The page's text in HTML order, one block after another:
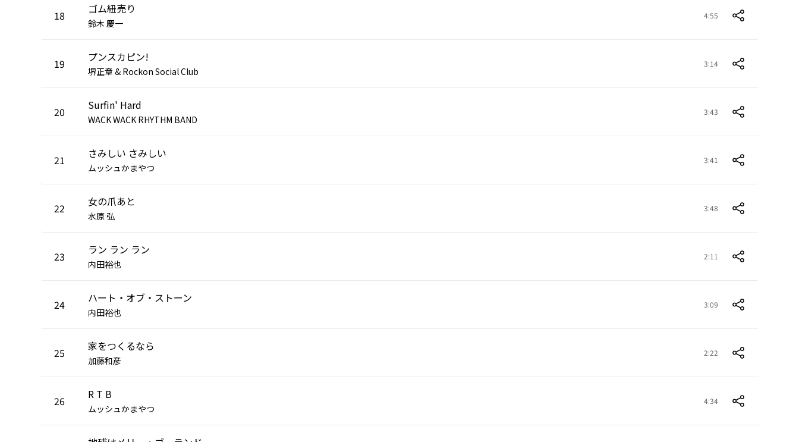
18 ゴム紐売り
鈴木 慶一
4:55
19 プンスカピン!
堺正章 & Rockon Social Club
3:14
20 Surfin' Hard
WACK WACK RHYTHM BAND
3:43
21 さみしい さみしい
ムッシュかまやつ
3:41
22 女の爪あと
水原 弘
3:48
23 ラン ラン ラン
内田裕也
2:11
24 ハート・オブ・ストーン
内田裕也
3:09
25 家をつくるなら
加藤和彦
2:22
26 R T B
ムッシュかまやつ
4:34